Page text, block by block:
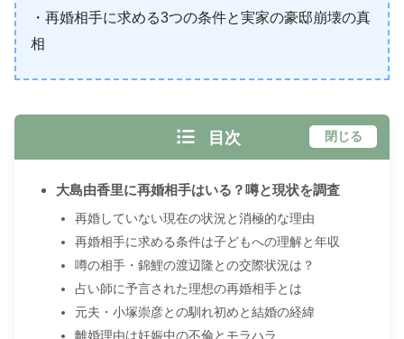
・再婚相手に求める3つの条件と実家の豪邸崩壊の真
相
目次 閉じる
大島由香里に再婚相手はいる？噂と現状を調査
再婚していない現在の状況と消極的な理由
再婚相手に求める条件は子どもへの理解と年収
噂の相手・錦鯉の渡辺隆との交際状況は？
占い師に予言された理想の再婚相手とは
元夫・小塚崇彦との馴れ初めと結婚の経緯
離婚理由は妊娠中の不倫とモラハラ